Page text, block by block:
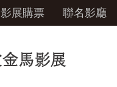
影展購票 聯名影廳